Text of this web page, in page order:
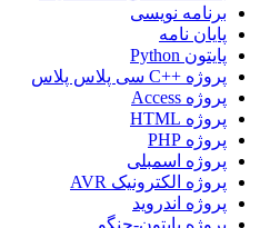
برنامه نویسی
پایان نامه
پایتون Python
پروژه ++C سی پلاس پلاس
پروژه Access
پروژه HTML
پروژه PHP
پروژه اسمبلی
پروژه الکترونیک AVR
پروژه اندروید